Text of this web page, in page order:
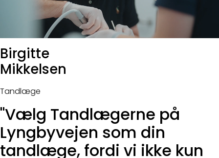
Birgitte
Mikkelsen
Tandlæge
"Vælg Tandlægerne på
Lyngbyvejen som din
tandlæge, fordi vi ikke kun